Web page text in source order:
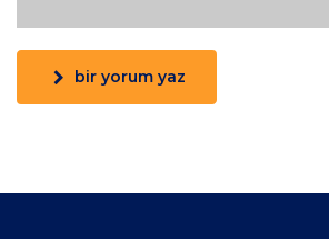
bir yorum yaz